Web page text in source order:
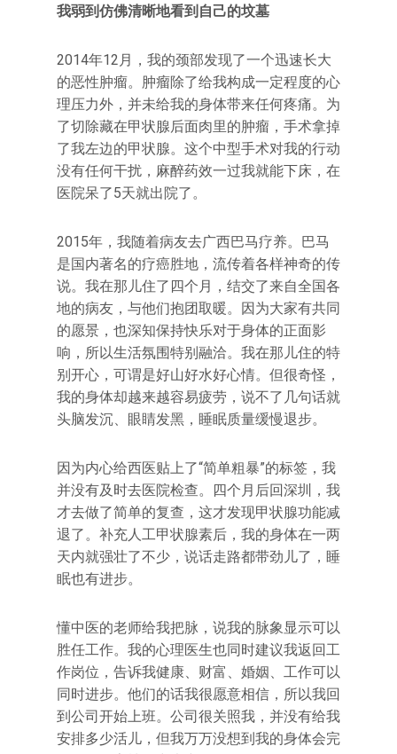
我弱到仿佛清晰地看到自己的坟墓
2014年12月，我的颈部发现了一个迅速长大
的恶性肿瘤。肿瘤除了给我构成一定程度的心
理压力外，并未给我的身体带来任何疼痛。为
了切除藏在甲状腺后面肉里的肿瘤，手术拿掉
了我左边的甲状腺。这个中型手术对我的行动
没有任何干扰，麻醉药效一过我就能下床，在
医院呆了5天就出院了。
2015年，我随着病友去广西巴马疗养。巴马
是国内著名的疗癌胜地，流传着各样神奇的传
说。我在那儿住了四个月，结交了来自全国各
地的病友，与他们抱团取暖。因为大家有共同
的愿景，也深知保持快乐对于身体的正面影
响，所以生活氛围特别融洽。我在那儿住的特
别开心，可谓是好山好水好心情。但很奇怪，
我的身体却越来越容易疲劳，说不了几句话就
头脑发沉、眼睛发黑，睡眠质量缓慢退步。
因为内心给西医贴上了“简单粗暴”的标签，我
并没有及时去医院检查。四个月后回深圳，我
才去做了简单的复查，这才发现甲状腺功能减
退了。补充人工甲状腺素后，我的身体在一两
天内就强壮了不少，说话走路都带劲儿了，睡
眠也有进步。
懂中医的老师给我把脉，说我的脉象显示可以
胜任工作。我的心理医生也同时建议我返回工
作岗位，告诉我健康、财富、婚姻、工作可以
同时进步。他们的话我很愿意相信，所以我回
到公司开始上班。公司很关照我，并没有给我
安排多少活儿，但我万万没想到我的身体会完